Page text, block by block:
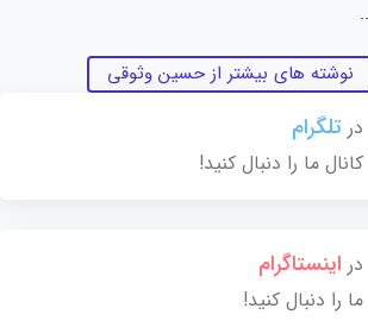
نوشته های بیشتر از حسین وثوقی
درتلگرام
کانال ما را دنبال کنید!
دراینستاگرام
ما را دنبال کنید!